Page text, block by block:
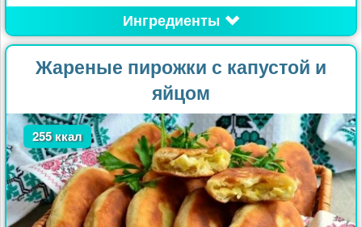
Ингредиенты
Жареные пирожки с капустой и
яйцом
255 ккал